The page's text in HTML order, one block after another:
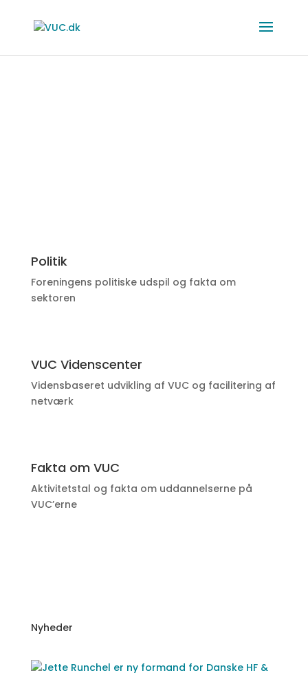
Politik
Foreningens politiske udspil og fakta om
sektoren
VUC Videnscenter
Vidensbaseret udvikling af VUC og facilitering af
netværk
Fakta om VUC
Aktivitetstal og fakta om uddannelserne på
VUC’erne
Nyheder